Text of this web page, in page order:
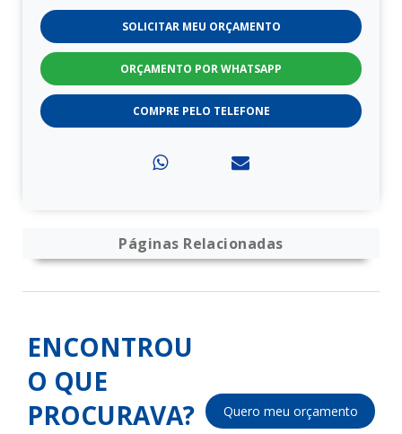
SOLICITAR MEU ORÇAMENTO
ORÇAMENTO POR WHATSAPP
COMPRE PELO TELEFONE
Páginas Relacionadas
ENCONTROU
O QUE
PROCURAVA?
Quero meu orçamento